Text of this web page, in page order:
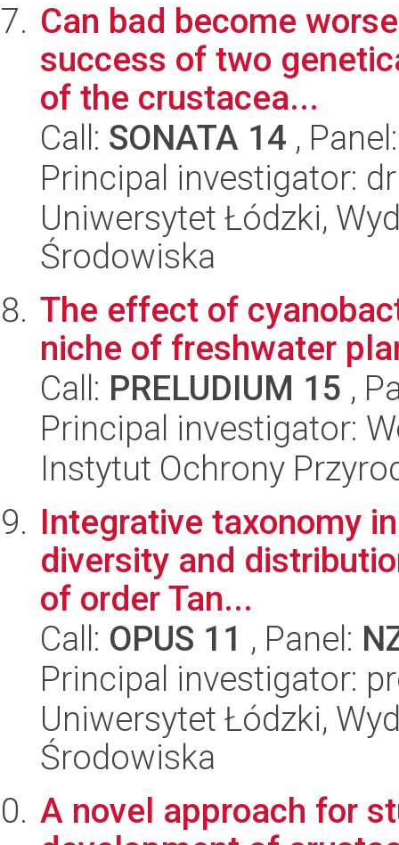
Can bad become
success of two
of the crustacea...
Call: SONATA 14 ,
Principal investigator:
Uniwersytet Łódzki,
Środowiska
The effect of
niche of freshwater
Call: PRELUDIUM 15 ,
Principal investigator:
Instytut Ochrony
Integrative taxonomy
diversity and
of order Tan...
Call: OPUS 11 , Panel:
Principal investigator:
Uniwersytet Łódzki,
Środowiska
A novel approach for